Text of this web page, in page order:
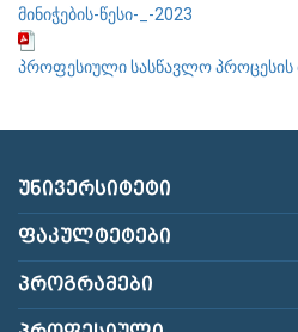
მინიჭების-წესი-_-2023
პროფესიული სასწავლო პროცესის
ᲣᲜᲘᲕᲔᲠᲡᲘᲢᲔᲢᲘ
ᲤᲐᲙᲣᲚᲢᲔᲢᲔᲑᲘ
ᲞᲠᲝᲒᲠᲐᲛᲔᲑᲘ